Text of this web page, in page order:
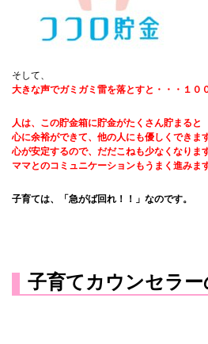
そして、
大きな声でガミガミ雷を落とすと・・・１０
人は、この貯金箱に貯金がたくさん貯まると
心に余裕ができて、他の人にも優しくできます
心が安定するので、だだこねも少なくなります
ママとのコミュニケーションもうまく進みます
子育ては、「急がば回れ！！」なのです。
子育てカウンセラー